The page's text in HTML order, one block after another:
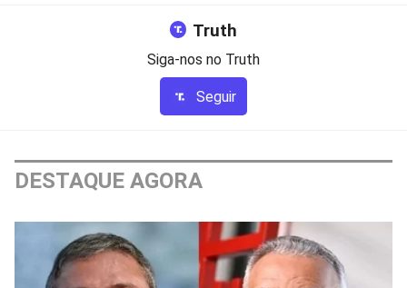
Truth
Siga-nos no Truth
Seguir
DESTAQUE AGORA